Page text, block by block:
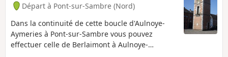
Départ à Pont-sur-Sambre (Nord)
Dans la continuité de cette boucle d'Aulnoye-
Aymeries à Pont-sur-Sambre vous pouvez
effectuer celle de Berlaimont à Aulnoye-